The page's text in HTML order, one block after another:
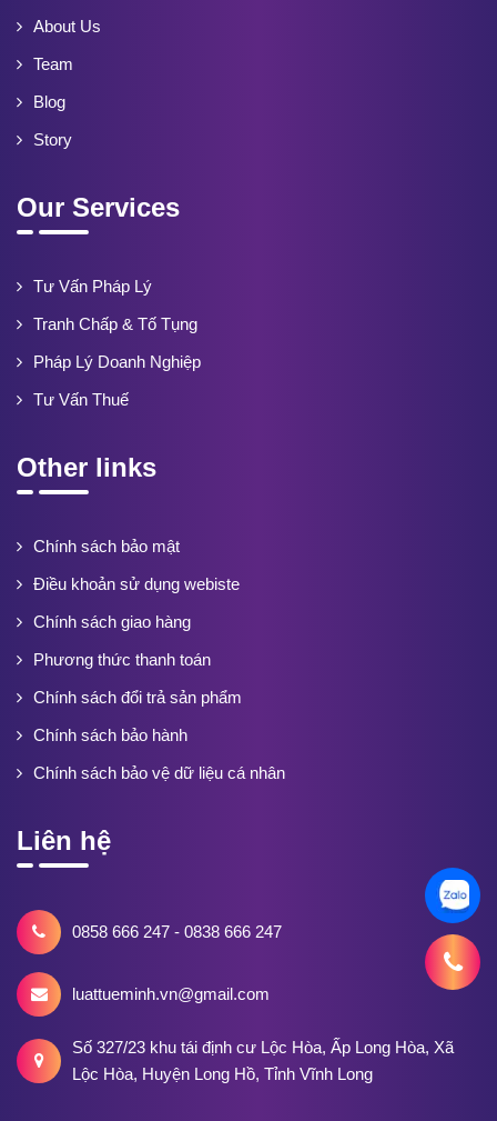
About Us
Team
Blog
Story
Our Services
Tư Vấn Pháp Lý
Tranh Chấp & Tố Tụng
Pháp Lý Doanh Nghiệp
Tư Vấn Thuế
Other links
Chính sách bảo mật
Điều khoản sử dụng webiste
Chính sách giao hàng
Phương thức thanh toán
Chính sách đổi trả sản phẩm
Chính sách bảo hành
Chính sách bảo vệ dữ liệu cá nhân
Liên hệ
0858 666 247 - 0838 666 247
luattueminh.vn@gmail.com
Số 327/23 khu tái định cư Lộc Hòa, Ấp Long Hòa, Xã
Lộc Hòa, Huyện Long Hồ, Tỉnh Vĩnh Long